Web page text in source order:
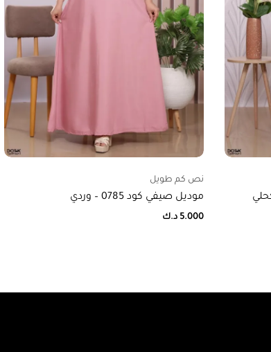
نص كم طويل
موديل صيفي كود 0785 – وردي
5.000 د.ك